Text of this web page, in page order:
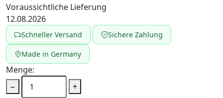
Voraussichtliche Lieferung
12.08.2026
Schneller Versand Sichere Zahlung
Made in Germany
Menge:
−
+